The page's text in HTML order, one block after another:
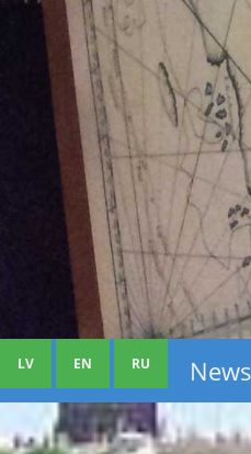
LV EN RU News